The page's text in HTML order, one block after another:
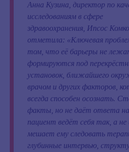
Анна Кузина, директор по
исследованиям в сфере
здравоохранения, Ипсос
отметила: «Ключевая
том, что её барьеры не
формируются под
установок, ближайшего
врачом и других факторов,
всегда способен осознать.
факты, но не даёт ответа
пациент ведёт себя так, а не
мешает ему следовать
глубинные интервью,